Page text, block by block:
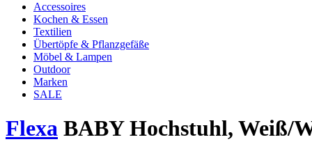
Accessoires
Kochen & Essen
Textilien
Übertöpfe & Pflanzgefäße
Möbel & Lampen
Outdoor
Marken
SALE
Flexa BABY Hochstuhl, Weiß/